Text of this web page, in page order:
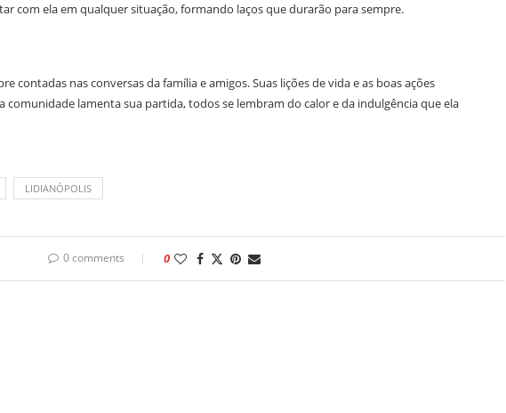
com ela em qualquer situação, formando laços que durarão para sempre.
contadas nas conversas da família e amigos. Suas lições de vida e as boas ações
comunidade lamenta sua partida, todos se lembram do calor e da indulgência que ela
LIDIANÓPOLIS
0 comments 0